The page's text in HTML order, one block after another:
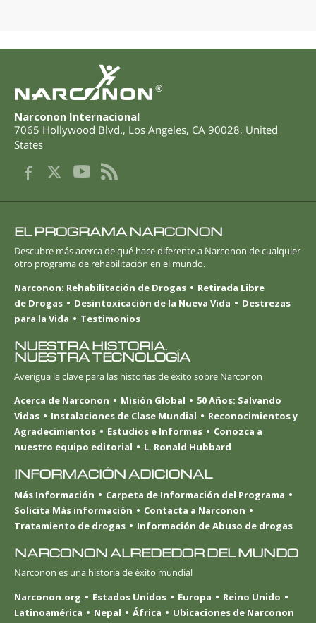
®
Narconon Internacional
7065 Hollywood Blvd., Los Angeles, CA 90028, United
States
EL PROGRAMA NARCONON
Descubre más acerca de qué hace diferente a Narconon de cualquier
otro programa de rehabilitación en el mundo.
Narconon: Rehabilitación de Drogas
Retirada Libre
de Drogas
Desintoxicación de la Nueva Vida
Destrezas
para la Vida
Testimonios
NUESTRA HISTORIA.
NUESTRA TECNOLOGÍA
Averigua la clave para las historias de éxito sobre Narconon
Acerca de Narconon
Misión Global
50 Años: Salvando
Vidas
Instalaciones de Clase Mundial
Reconocimientos y
Agradecimientos
Estudios e Informes
Conozca a
nuestro equipo editorial
L. Ronald Hubbard
INFORMACIÓN ADICIONAL
Más Información
Carpeta de Información del Programa
Solicita Más información
Contacta a Narconon
Tratamiento de drogas
Información de Abuso de drogas
NARCONON ALREDEDOR DEL MUNDO
Narconon es una historia de éxito mundial
Narconon.org
Estados Unidos Europa
Reino Unido
Latinoamérica
Nepal África Ubicaciones de Narconon